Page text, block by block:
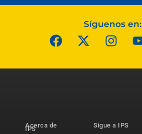
Síguenos en:
Acerca de
IPS
Sigue a IPS